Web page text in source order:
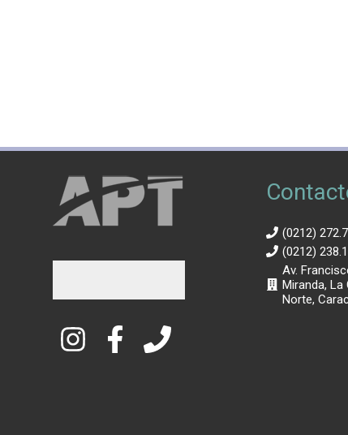
(0212)
(0212)
Av.
Miranda, La
Norte,